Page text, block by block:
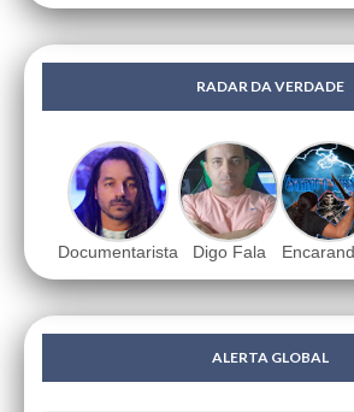
RADAR DA VERDADE
Documentarista Digo Fala
ALERTA GLOBAL